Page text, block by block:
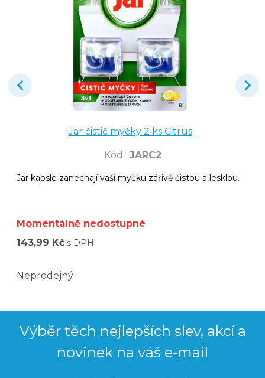
Jar čistič myčky 2 ks Citrus
Kód : JARC2
Jar kapsle zanechají vaši myčku zářivě čistou a lesklou.
Momentálně nedostupné
143,99 Kč s DPH
Neprodejný
Výběr těch nejlepších slev, akcí a
novinek na váš e-mail